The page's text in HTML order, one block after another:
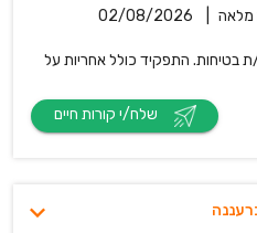
02/08/2026
בטיחות. התפקיד כולל אחריות על